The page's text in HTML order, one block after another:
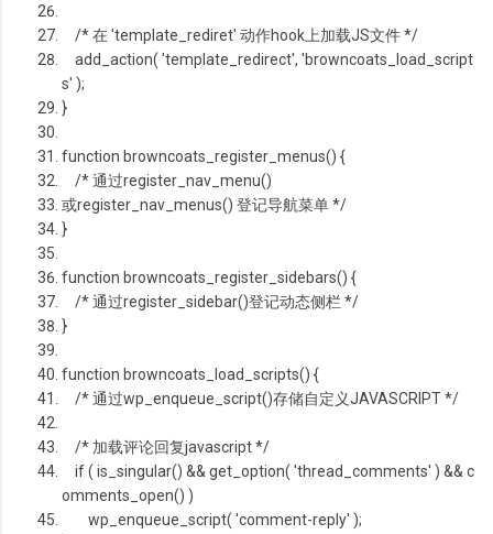
/* 在 'template_rediret' 动作hook上加载JS文件 */
add_action( 'template_redirect', 'browncoats_load_script
s' );
}
function browncoats_register_menus() {
/* 通过register_nav_menu()
或register_nav_menus() 登记导航菜单 */
}
function browncoats_register_sidebars() {
/* 通过register_sidebar()登记动态侧栏 */
}
function browncoats_load_scripts() {
/* 通过wp_enqueue_script()存储自定义JAVASCRIPT */
/* 加载评论回复javascript */
if( is_singular() && get_option( 'thread_comments' ) && c
omments_open() )
wp_enqueue_script( 'comment-reply' );